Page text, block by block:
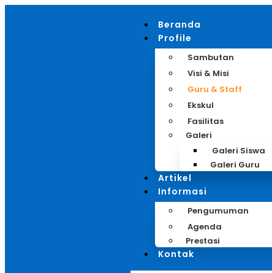
Beranda
Profile
Sambutan
Visi & Misi
Guru & Staff
Ekskul
Fasilitas
Galeri
Galeri Siswa
Galeri Guru
Artikel
Informasi
Pengumuman
Agenda
Prestasi
Kontak